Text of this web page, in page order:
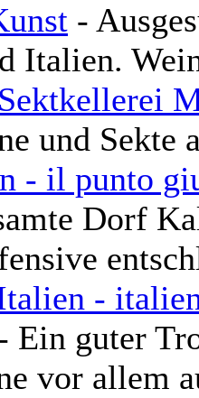
-
Italien.
und Sekte
- il punto
Dorf
-
Ein guter
vor allem